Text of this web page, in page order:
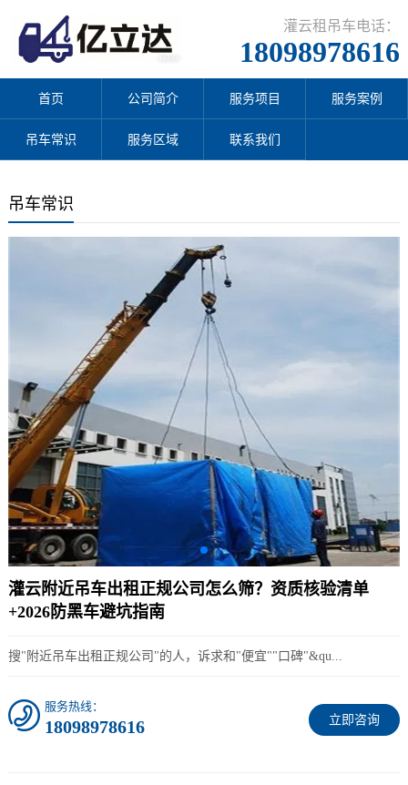
灌云租吊车电话：
18098978616
首页 公司简介 服务项目 服务案例
吊车常识 服务区域 联系我们
吊车常识
灌云附近吊车出租正规公司怎么筛？资质核验清单
+2026防黑车避坑指南
搜"附近吊车出租正规公司"的人，诉求和"便宜""口碑"&qu...
立即咨询
服务热线：
18098978616